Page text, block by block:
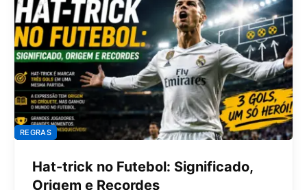
REGRAS
Hat-trick no Futebol: Significado,
Origem e Recordes